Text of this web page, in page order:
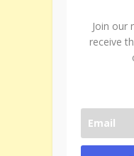
Join our
receive